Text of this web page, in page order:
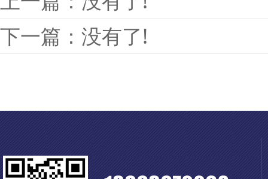
下一篇：没有了!